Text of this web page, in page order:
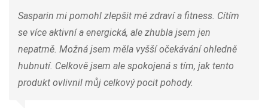
Sasparin mi pomohl zlepšit mé zdraví a fitness. Cítím
se více aktivní a energická, ale zhubla jsem jen
nepatrně. Možná jsem měla vyšší očekávání ohledně
hubnutí. Celkově jsem ale spokojená s tím, jak tento
produkt ovlivnil můj celkový pocit pohody.